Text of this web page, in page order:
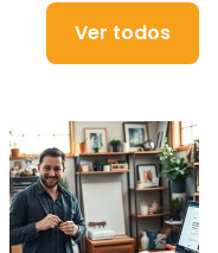
Ver todos